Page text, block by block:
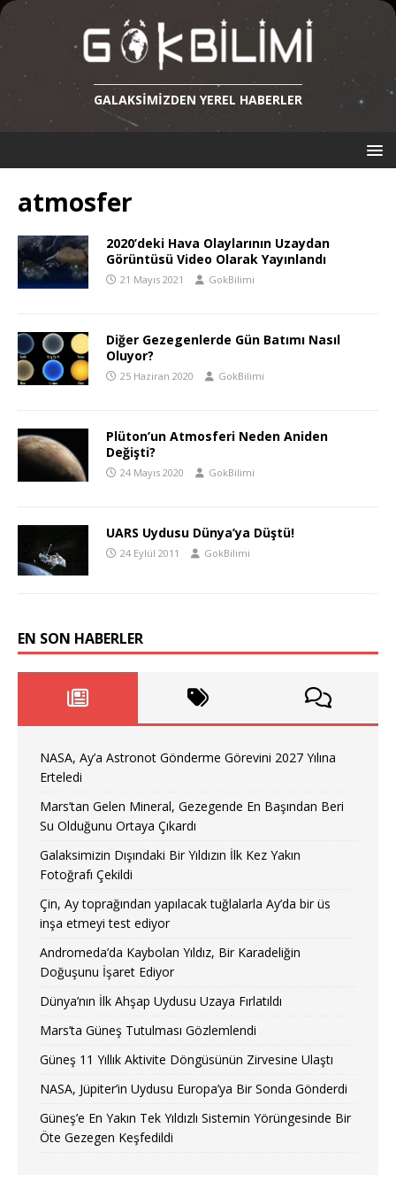
GALAKSIMIZDEN YEREL HABERLER
atmosfer
2020’deki Hava Olaylarının Uzaydan
Görüntüsü Video Olarak Yayınlandı
21 Mayıs 2021 GokBilimi
Diğer Gezegenlerde Gün Batımı Nasıl
Oluyor?
25 Haziran 2020 GokBilimi
Plüton’un Atmosferi Neden Aniden
Değişti?
24 Mayıs 2020 GokBilimi
UARS Uydusu Dünya’ya Düştü!
24 Eylül 2011 GokBilimi
EN SON HABERLER
NASA, Ay’a Astronot Gönderme Görevini 2027 Yılına
Erteledi
Mars’tan Gelen Mineral, Gezegende En Başından Beri
Su Olduğunu Ortaya Çıkardı
Galaksimizin Dışındaki Bir Yıldızın İlk Kez Yakın
Fotoğrafı Çekildi
Çin, Ay toprağından yapılacak tuğlalarla Ay’da bir üs
inşa etmeyi test ediyor
Andromeda’da Kaybolan Yıldız, Bir Karadeliğin
Doğuşunu İşaret Ediyor
Dünya’nın İlk Ahşap Uydusu Uzaya Fırlatıldı
Mars’ta Güneş Tutulması Gözlemlendi
Güneş 11 Yıllık Aktivite Döngüsünün Zirvesine Ulaştı
NASA, Jüpiter’in Uydusu Europa’ya Bir Sonda Gönderdi
Güneş’e En Yakın Tek Yıldızlı Sistemin Yörüngesinde Bir
Öte Gezegen Keşfedildi